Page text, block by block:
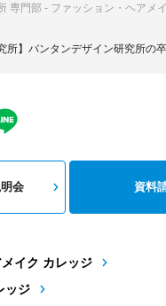
専門部 - ファッション・ヘアメ
所】バンタンデザイン研究所
イク カレッジ
ッジ
会 資料